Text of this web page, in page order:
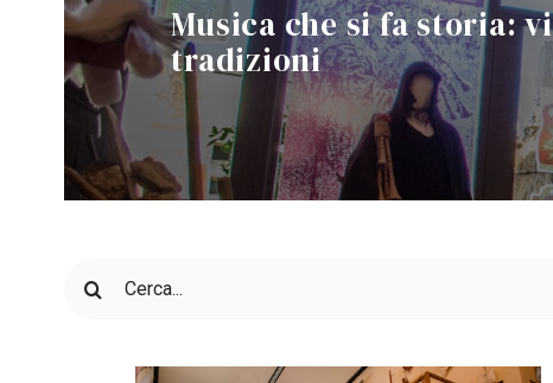
Musica che si fa storia:
tradizioni
per: